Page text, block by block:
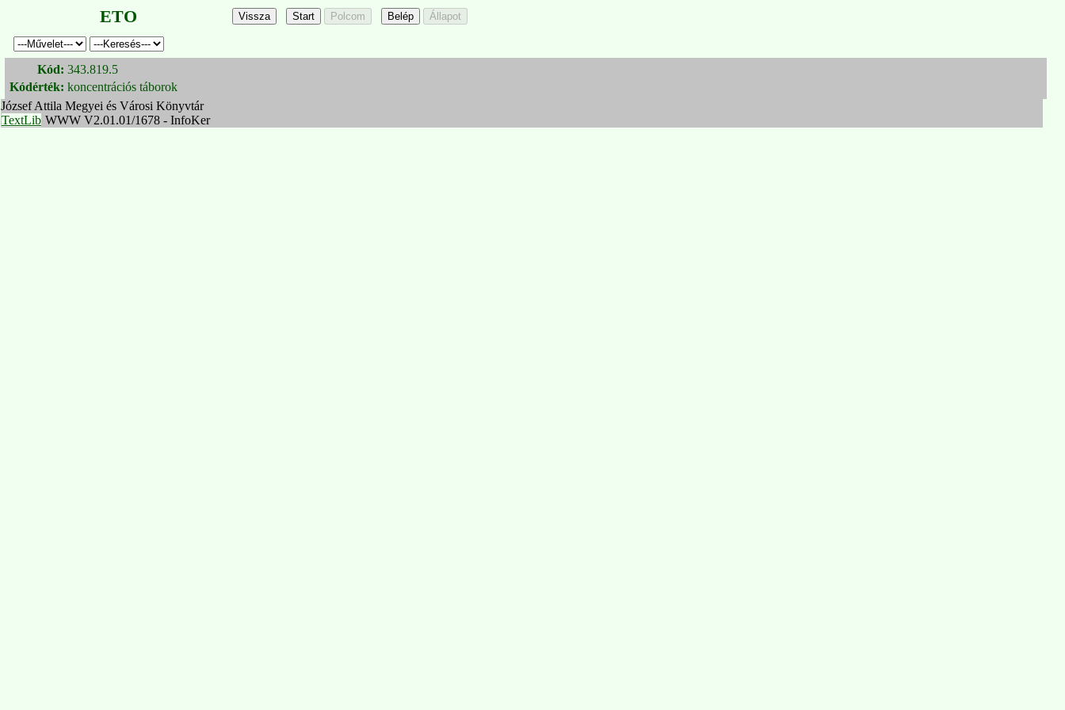
ETO
Kód: 343.819.5
Kódérték: koncentrációs táborok
József Attila Megyei és Városi Könyvtár
TextLib WWW V2.01.01/1678 - InfoKer